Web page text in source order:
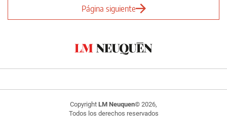
Página siguiente
Copyright LM Neuquen© 2026,
Todos los derechos reservados